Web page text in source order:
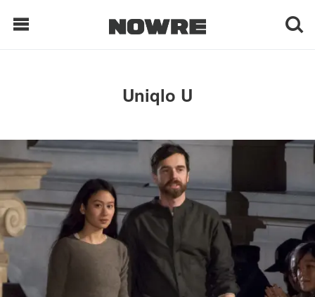
每日鲜榨
现客视点
每日栏目
时 尚
球 鞋
生 活
Uniqlo U